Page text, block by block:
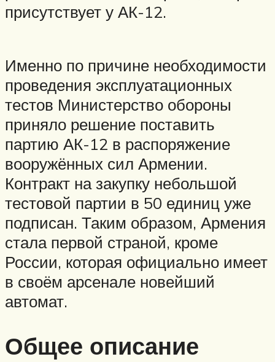
присутствует у АК-12.
Именно по причине необходимости
проведения эксплуатационных
тестов Министерство обороны
приняло решение поставить
партию АК-12 в распоряжение
вооружённых сил Армении.
Контракт на закупку небольшой
тестовой партии в 50 единиц уже
подписан. Таким образом, Армения
стала первой страной, кроме
России, которая официально имеет
в своём арсенале новейший
автомат.
Общее описание